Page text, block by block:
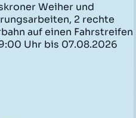
Weiher und
2 rechte
auf einen Fahrstreifen
Uhr bis 07.08.2026